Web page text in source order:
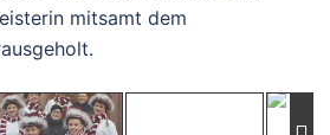
mitsamt dem